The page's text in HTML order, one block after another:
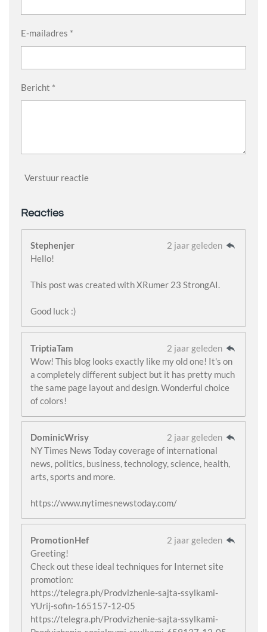
E-mailadres *
Bericht *
Verstuur reactie
Reacties
Stephenjer
2 jaar geleden
Hello!
This post was created with XRumer 23 StrongAI.
Good luck :)
TriptiaTam
2 jaar geleden
Wow! This blog looks exactly like my old one! It's on
a completely different subject but it has pretty much
the same page layout and design. Wonderful choice
of colors!
DominicWrisy
2 jaar geleden
NY Times News Today coverage of international
news, politics, business, technology, science, health,
arts, sports and more.
https://www.nytimesnewstoday.com/
PromotionHef
2 jaar geleden
Greeting!
Check out these ideal techniques for Internet site
promotion:
https://telegra.ph/Prodvizhenie-sajta-ssylkami-
YUrij-sofin-165157-12-05
https://telegra.ph/Prodvizhenie-sajta-ssylkami-